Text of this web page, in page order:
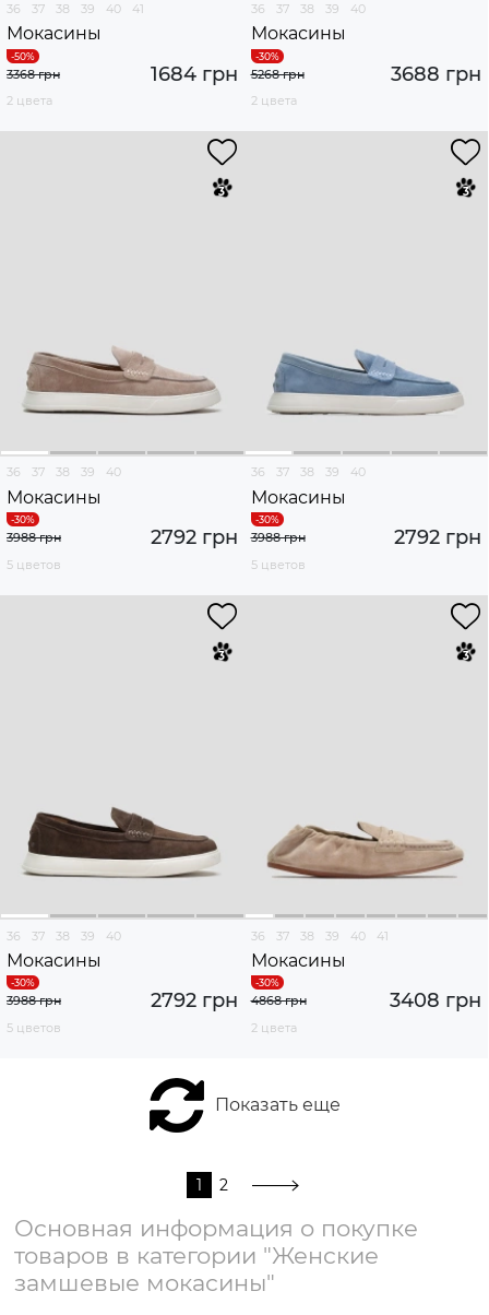
36 37 38 39 40 41
Мокасины
1684 грн
3368 грн
2 цвета
36 37 38 39 40
Мокасины
3688 грн
5268 грн
2 цвета
36 37 38 39 40
Мокасины
2792 грн
3988 грн
5 цветов
36 37 38 39 40
Мокасины
2792 грн
3988 грн
5 цветов
36 37 38 39 40
Мокасины
2792 грн
3988 грн
5 цветов
36 37 38 39 40 41
Мокасины
3408 грн
4868 грн
2 цвета
Показать еще
1 2
Основная информация о покупке
товаров в категории "Женские
замшевые мокасины"